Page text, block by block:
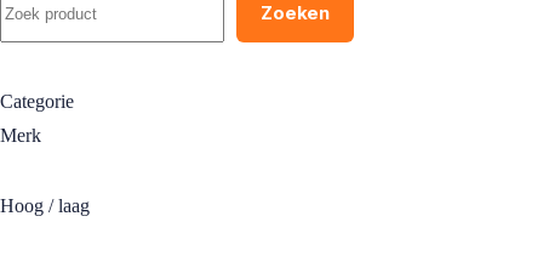
Zoeken
Categorie
Merk
Hoog / laag